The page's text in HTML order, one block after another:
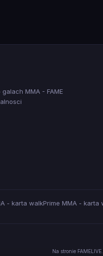
MMA - FAME
- karta walkPrime MMA - karta
Na stronie